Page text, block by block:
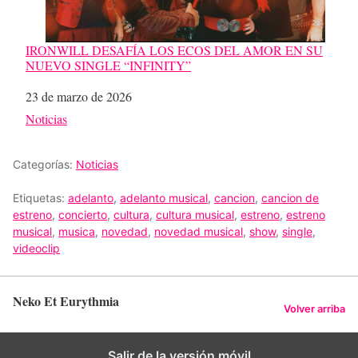
IRONWILL DESAFÍA LOS ECOS DEL AMOR EN SU
NUEVO SINGLE “INFINITY”
Fecha
23 de marzo de 2026
Respecto a
Noticias
Categorías: Noticias
Etiquetas: adelanto, adelanto musical, cancion, cancion de
estreno, concierto, cultura, cultura musical, estreno, estreno
musical, musica, novedad, novedad musical, show, single,
videoclip
Neko Et Eurythmia Volver arriba